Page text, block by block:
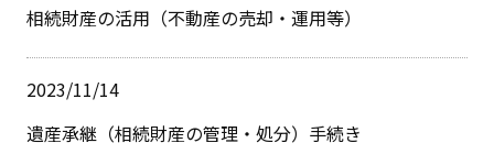
相続財産の活用（不動産の売却・運用等）
2023/11/14
遺産承継（相続財産の管理・処分）手続き